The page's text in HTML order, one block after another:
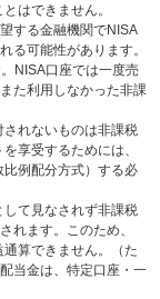
はできません。
する金融機関でNISA
る可能性があります。
NISA口座では一度売
た利用しなかった非課
れないものは非課税
享受するためには、
例配分方式）する必
て見なされず非課税
れます。このため、
算できません。（た
当金は、特定口座・一